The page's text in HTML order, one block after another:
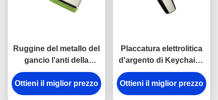
Ruggine del metallo del
gancio l'anti della
catena chiave della
rottura in lega di zinco
del supporto ha inciso
Ottieni il miglior prezzo
Placcatura elettrolitica
d'argento di Keychains
del portiere di plastica
del metallo dell'ABS del
trapezio
Ottieni il miglior prezzo